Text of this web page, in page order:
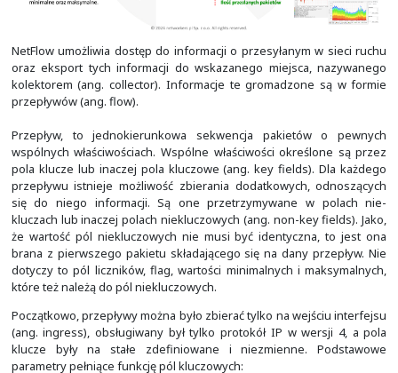
NetFlow umożliwia dostęp do informacji o przesyłanym
oraz eksport tych informacji do wskazanego miejsca,
kolektorem (ang. collector). Informacje te
przepływów (ang. flow).
Przepływ, to jednokierunkowa sekwencja
wspólnych właściwościach. Wspólne właściwości
pola klucze lub inaczej pola kluczowe (ang. key fields).